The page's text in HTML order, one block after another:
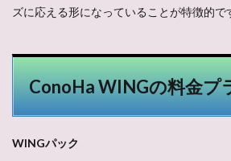
ズに応える形になっていることが特徴的で
ConoHa WINGの料金プ
WINGパック